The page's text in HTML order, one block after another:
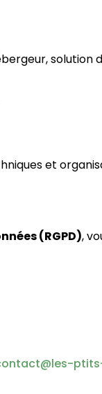
et
(RGPD),